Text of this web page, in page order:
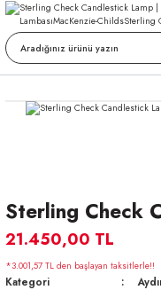
Sterling Check
21.450,00 TL
*3.001,57 TL den başlayan taksitlerle!!
Kategori